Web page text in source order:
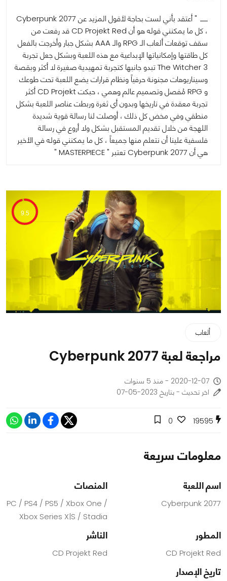
" أعتقد بأني لست بحاجة لأقول المزيد عن Cyberpunk 2077
، كل ما يمكنني قوله هو أن CD Projekt Red قد رفعت من
سقف توقعات ألعاب الـ RPG والـ AAA بشكل جبار وأخرجت بالفعل
كل طاقتها وإمكانياتها الإبداعية مع هذه اللعبة وبشكل جعل تجربة
The Witcher 3 تبدو جانبها كتجربة تمهيدية صغيرة لا أكثر وبقصة
وسيناريوهات مجنونة حرفياً ونظام قرارات يضع اللعبة تحت طوعك
و RPG مُفصل وتصميم عالم وهمي ، حبكت CD Projekt أكثر
تجربة معقدة في تاريخها وبدون أي ثغرة وربطت عناصر اللعبة بشكل
منطقي وفي مخض كل ذلك ، أوصلت لنا رسالة قوية شديدة
اللهجة من خلال تقديم المستقبل بشكل ولا أروع في رسالة
فلسفية علينا أن نتعلم منها جميعاً ، كل ما يمكنني قوله في الأخير
هي أن Cyberpunk 2077 تعتبر " MASTERPIECE "
9.5
ألعاب
مراجعة لعبة Cyberpunk 2077
2020-12-07 - منذ 5 سنوات
اخر تحديث - بتاريخ 2023-05-07
19595
0
معلومات سريعة
اسم اللعبة
Cyberpunk 2077
المنصات
PC / PS4 / PS5 / Xbox One /
Xbox Series X|S / Stadia
المطور
CD Projekt Red
الناشر
CD Projekt Red
تاريخ الإصدار